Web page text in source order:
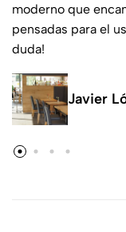
moderno que
pensadas para el
duda!
Javier